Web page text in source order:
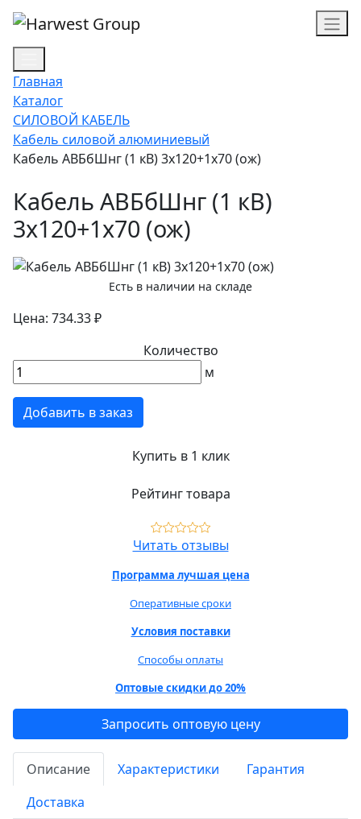
Главная
Каталог
СИЛОВОЙ КАБЕЛЬ
Кабель силовой алюминиевый
Кабель АВБбШнг (1 кВ) 3х120+1х70 (ож)
Кабель АВБбШнг (1 кВ)
3х120+1х70 (ож)
Есть в наличии на складе
Цена: 734.33 ₽
Количество
м
Добавить в заказ
Купить в 1 клик
Рейтинг товара
Читать отзывы
Программа лучшая цена
Оперативные сроки
Условия поставки
Способы оплаты
Оптовые скидки до 20%
Запросить оптовую цену
Описание Характеристики
Гарантия
Доставка